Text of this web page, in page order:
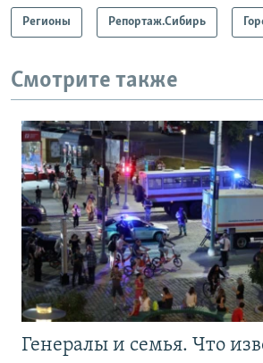
Регионы Репортаж.Сибирь
Смотрите также
Генералы и семья. Что